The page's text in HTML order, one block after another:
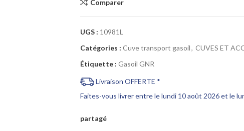
Comparer
UGS : 10981L
Catégories : Cuve transport gasoil, CUVES ET
Étiquette : Gasoil GNR
Livraison OFFERTE *
Faites-vous livrer entre le lundi 10 août 2026 et le
partagé